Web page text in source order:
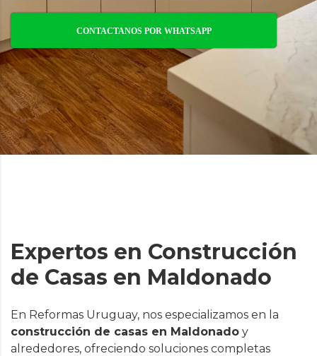
CONTACTANOS POR WHATSAPP
Expertos en Construcción
de Casas en Maldonado
En Reformas Uruguay, nos especializamos en la
construcción de casas en Maldonado y
alrededores, ofreciendo soluciones completas